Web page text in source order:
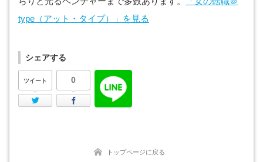
type（アット・タイプ）」を見る
シェアする
ツイート
Twitter
0
Facebook
トップページに戻る